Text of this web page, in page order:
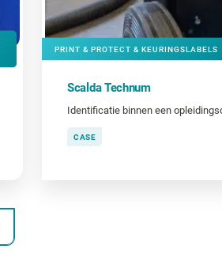
PRINT & PROTECT & KEURINGSLABELS
Scalda Technum
CASE